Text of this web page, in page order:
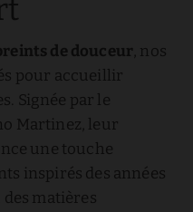
de douceur, nos
pour accueillir
Signée par le
Martinez, leur
une touche
inspirés des années
des matières